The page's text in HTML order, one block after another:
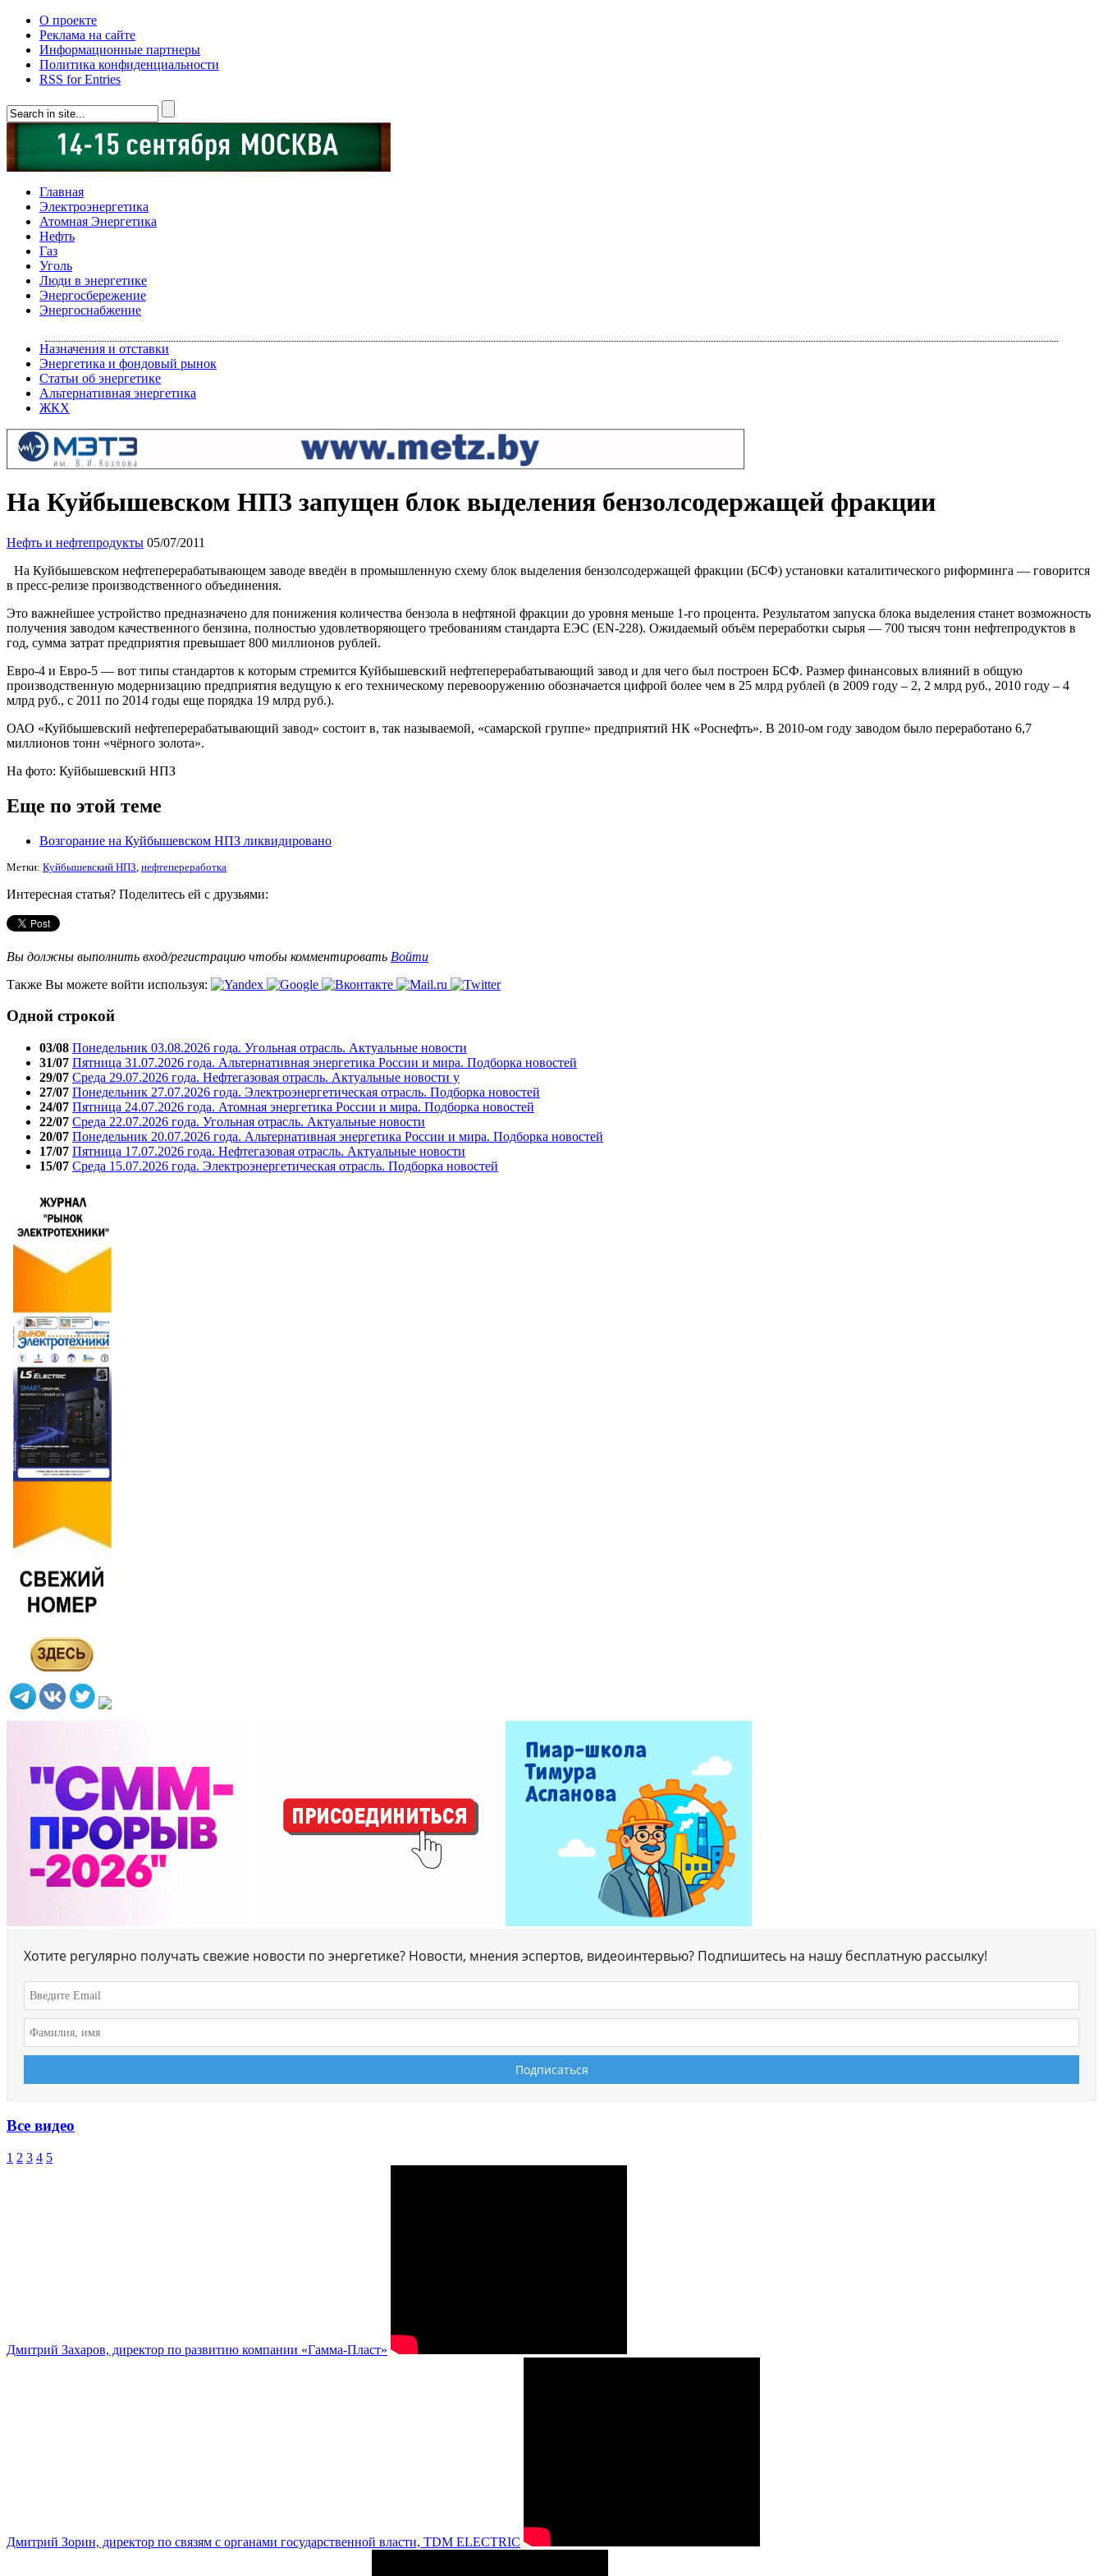
О проекте
Реклама на сайте
Информационные партнеры
Политика конфиденциальности
RSS for Entries
Главная
Электроэнергетика
Атомная Энергетика
Нефть
Газ
Уголь
Люди в энергетике
Энергосбережение
Энергоснабжение
Назначения и отставки
Энергетика и фондовый рынок
Статьи об энергетике
Альтернативная энергетика
ЖКХ
На Куйбышевском НПЗ запущен блок выделения бензолсодержащей фракции
Нефть и нефтепродукты 05/07/2011
На Куйбышевском нефтеперерабатывающем заводе введён в промышленную схему блок выделения бензолсодержащей фракции (БСФ) установки каталитического риформинга — говорится
в пресс-релизе производственного объединения.
Это важнейшее устройство предназначено для понижения количества бензола в нефтяной фракции до уровня меньше 1-го процента. Результатом запуска блока выделения станет возможность
получения заводом качественного бензина, полностью удовлетворяющего требованиям стандарта ЕЭС (EN-228). Ожидаемый объём переработки сырья — 700 тысяч тонн нефтепродуктов в
год, сумма затрат предприятия превышает 800 миллионов рублей.
Евро-4 и Евро-5 — вот типы стандартов к которым стремится Куйбышевский нефтеперерабатывающий завод и для чего был построен БСФ. Размер финансовых влияний в общую
производственную модернизацию предприятия ведущую к его техническому перевооружению обозначается цифрой более чем в 25 млрд рублей (в 2009 году – 2, 2 млрд руб., 2010 году – 4
млрд руб., с 2011 по 2014 годы еще порядка 19 млрд руб.).
ОАО «Куйбышевский нефтеперерабатывающий завод» состоит в, так называемой, «самарской группе» предприятий НК «Роснефть». В 2010-ом году заводом было переработано 6,7
миллионов тонн «чёрного золота».
На фото: Куйбышевский НПЗ
Еще по этой теме
Возгорание на Куйбышевском НПЗ ликвидировано
Метки: Куйбышевский НПЗ нефтепереработка
Интересная статья? Поделитесь ей с друзьями:
Вы должны выполнить вход/регистрацию чтобы комментировать Войти
Также Вы можете войти используя:
Одной строкой
03/08 Понедельник 03.08.2026 года. Угольная отрасль. Актуальные новости
31/07 Пятница 31.07.2026 года. Альтернативная энергетика России и мира. Подборка новостей
29/07 Среда 29.07.2026 года. Нефтегазовая отрасль. Актуальные новости у
27/07 Понедельник 27.07.2026 года. Электроэнергетическая отрасль. Подборка новостей
24/07 Пятница 24.07.2026 года. Атомная энергетика России и мира. Подборка новостей
22/07 Среда 22.07.2026 года. Угольная отрасль. Актуальные новости
20/07 Понедельник 20.07.2026 года. Альтернативная энергетика России и мира. Подборка новостей
17/07 Пятница 17.07.2026 года. Нефтегазовая отрасль. Актуальные новости
15/07 Среда 15.07.2026 года. Электроэнергетическая отрасль. Подборка новостей
Хотите регулярно получать свежие новости по энергетике? Новости, мнения эспертов, видеоинтервью? Подпишитесь на нашу бесплатную рассылку!
Все видео
1 2 3 4 5
Дмитрий Захаров, директор по развитию компании «Гамма-Пласт»
Дмитрий Зорин, директор по связям с органами государственной власти, TDM ELECTRIC